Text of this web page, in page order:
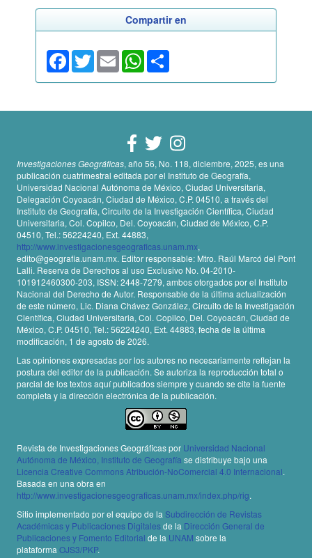
Compartir en
Facebook
TwitterEmail WhatsApp
Investigaciones Geográficas, año 56, No. 118, diciembre, 2025, es una
publicación cuatrimestral editada por el Instituto de Geografía,
Universidad Nacional Autónoma de México, Ciudad Universitaria,
Delegación Coyoacán, Ciudad de México, C.P. 04510, a través del
Instituto de Geografía, Circuito de la Investigación Científica, Ciudad
Universitaria, Col. Copilco, Del. Coyoacán, Ciudad de México, C.P.
04510, Tel.: 56224240, Ext. 44883,
http://www.investigacionesgeograficas.unam.mx,
edito@geografia.unam.mx. Editor responsable: Mtro. Raúl Marcó del Pont
Lalli. Reserva de Derechos al uso Exclusivo No. 04-2010-
101912460300-203, ISSN: 2448-7279, ambos otorgados por el Instituto
Nacional del Derecho de Autor. Responsable de la última actualización
de este número, Lic. Diana Chávez González, Circuito de la Investigación
Científica, Ciudad Universitaria, Col. Copilco, Del. Coyoacán, Ciudad de
México, C.P. 04510, Tel.: 56224240, Ext. 44883, fecha de la última
modificación, 1 de agosto de 2026.
Las opiniones expresadas por los autores no necesariamente reflejan la
postura del editor de la publicación. Se autoriza la reproducción total o
parcial de los textos aquí publicados siempre y cuando se cite la fuente
completa y la dirección electrónica de la publicación.
Revista de Investigaciones Geográficas por Universidad Nacional
Autónoma de México, Instituto de Geografía se distribuye bajo una
Licencia Creative Commons Atribución-NoComercial 4.0 Internacional.
Basada en una obra en
http://www.investigacionesgeograficas.unam.mx/index.php/rig.
Sitio implementado por el equipo de la Subdirección de Revistas
Académicas y Publicaciones Digitalesde la Dirección General de
Publicaciones y Fomento Editorial de la UNAM sobre la
plataforma OJS3/PKP.